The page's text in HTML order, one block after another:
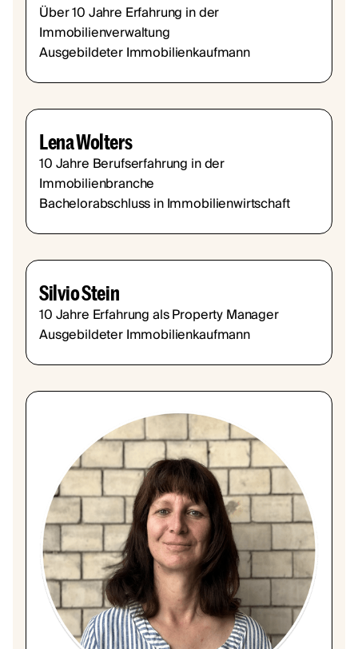
Über 10 Jahre Erfahrung in der
Immobilienverwaltung
Ausgebildeter Immobilienkaufmann
Lena Wolters
10 Jahre Berufserfahrung in der
Immobilienbranche
Bachelorabschluss in Immobilienwirtschaft
Silvio Stein
10 Jahre Erfahrung als Property Manager
Ausgebildeter Immobilienkaufmann